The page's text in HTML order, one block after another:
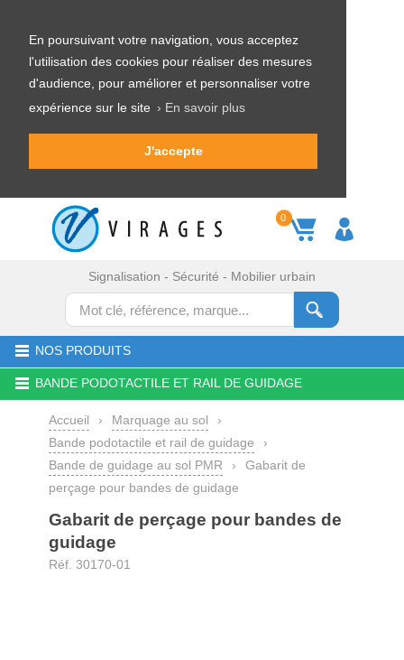
En poursuivant votre navigation, vous acceptez
l'utilisation des cookies pour réaliser des mesures
d'audience, pour améliorer et personnaliser votre
expérience sur le site › En savoir plus
J'accepte
0
Signalisation - Sécurité - Mobilier urbain
NOS PRODUITS
BANDE PODOTACTILE ET RAIL DE GUIDAGE
Accueil › Marquage au sol
›
Bande podotactile et rail de guidage
›
Bande de guidage au sol PMR
›
Gabarit de
perçage pour bandes de guidage
Gabarit de perçage pour bandes de
guidage
Réf. 30170-01